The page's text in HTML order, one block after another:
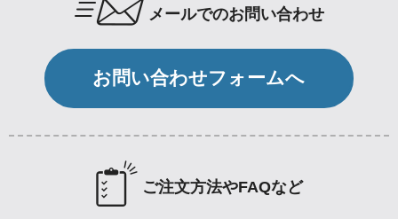
メールでのお問い合わせ
お問い合わせフォームへ
ご注文方法やFAQなど